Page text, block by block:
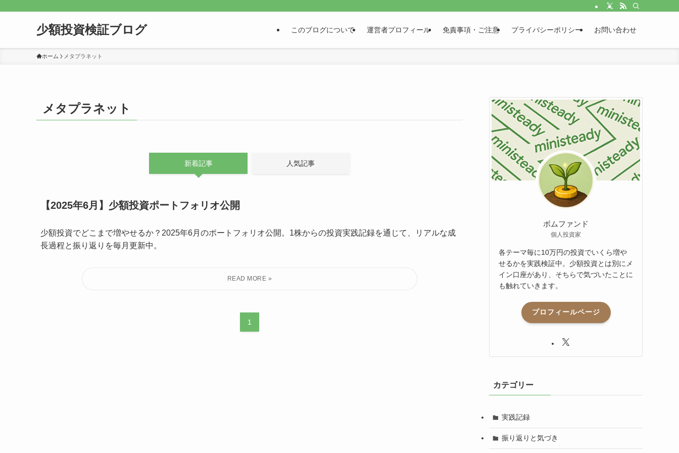
少額投資検証ブログ このブログについて 運営者プロフィール 免責事項・ご注意 プライバシーポリシー お問い合わせ
ホーム メタプラネット
メタプラネット
新着記事 人気記事
【2025年6月】少額投資ポートフォリオ公開
少額投資でどこまで増やせるか？2025年6月のポートフォリオ公開。1株からの投資実践記録を通じて、リアルな成
長過程と振り返りを毎月更新中。
1
ボムファンド
個人投資家
各テーマ毎に10万円の投資でいくら増や
せるかを実践検証中。少額投資とは別にメ
イン口座があり、そちらで気づいたことに
も触れていきます。
プロフィールページ
カテゴリー
実践記録
振り返りと気づき